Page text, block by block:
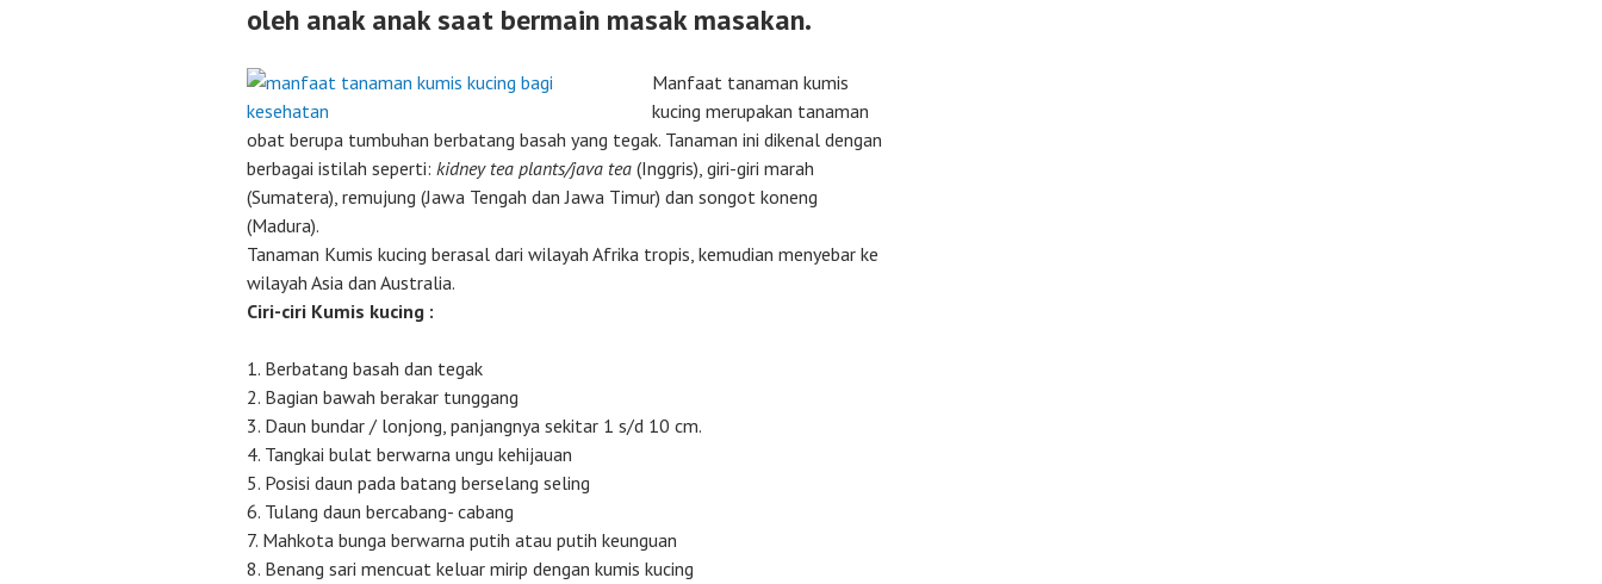
oleh anak anak saat bermain masak masakan.
Manfaat tanaman kumis
kucing merupakan tanaman
obat berupa tumbuhan berbatang basah yang tegak. Tanaman ini dikenal dengan
berbagai istilah seperti: kidney tea plants/java tea (Inggris), giri-giri marah
(Sumatera), remujung (Jawa Tengah dan Jawa Timur) dan songot koneng
(Madura).
Tanaman Kumis kucing berasal dari wilayah Afrika tropis, kemudian menyebar ke
wilayah Asia dan Australia.
Ciri-ciri Kumis kucing :
Berbatang basah dan tegak
Bagian bawah berakar tunggang
Daun bundar / lonjong, panjangnya sekitar 1 s/d 10 cm.
Tangkai bulat berwarna ungu kehijauan
Posisi daun pada batang berselang seling
Tulang daun bercabang- cabang
Mahkota bunga berwarna putih atau putih keunguan
Benang sari mencuat keluar mirip dengan kumis kucing